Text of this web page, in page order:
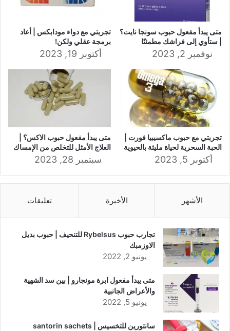
متى يبدأ مفعول حبوب سونجا نايت؟
| ستأوي إلى فراشك مطمئنًا
نوفمبر 2, 2023
تجربتي مع دواء مودابكس | أعاد
برمجة عقلي ولكن!
أكتوبر 19, 2023
تجربتي مع حبوب ماكسيبيا فورت |
الحبة السحرية لحياة مليئة بالحيوية
أكتوبر 5, 2023
متى يبدأ مفعول حبوب الاكس؟ |
العلاج الأمثل للتخلص من الإمساك
سبتمبر 28, 2023
الأشهر الأخيرة تعليقات
تجارب حبوب Rybelsus للتنحيف | حبوب بديل
الاوزمبك
يونيو 2, 2022
متى يبدأ مفعول ابرة مونجارو | بين سد الشهية
والأعراض الجانبية
يونيو 5, 2022
سانتورين للتخسيس | santorin sachets